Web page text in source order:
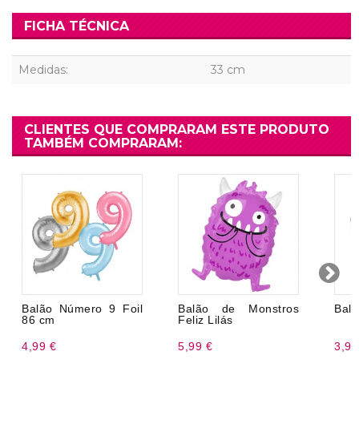
FICHA TÉCNICA
Medidas: 33 cm
CLIENTES QUE COMPRARAM ESTE PRODUTO
TAMBÉM COMPRARAM:
Balão Número 9 Foil
86 cm
4,99 €
Balão de Monstros
Feliz Lilás
5,99 €